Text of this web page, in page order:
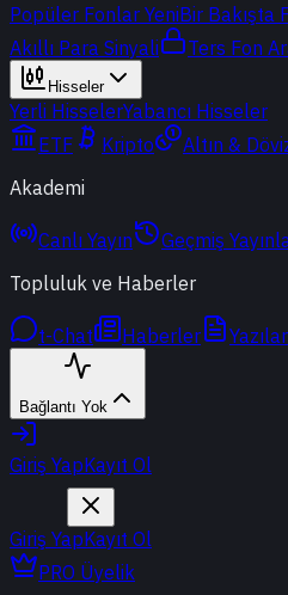
Popüler Fonlar YeniBir Bakışta
Akıllı Para Sinyali
Ters Fon
Hisseler
Yerli HisselerYabancı Hisseler
ETF
Kripto Altın &
Akademi
Canlı Yayın Geçmiş
Topluluk ve Haberler
t-Chat Haberler Yazılar
Bağlantı Yok
Giriş YapKayıt Ol
Giriş YapKayıt Ol
PRO Üyelik